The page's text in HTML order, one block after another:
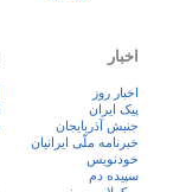
اخبار
اخبار روز
پيک ايران
جنبش آذربایجان
خبرنامه ملّی ایرانیان
خودنویس
سپیده دم